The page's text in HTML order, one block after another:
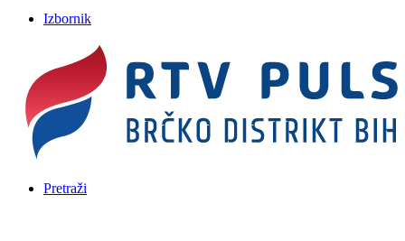
Izbornik
Pretraži